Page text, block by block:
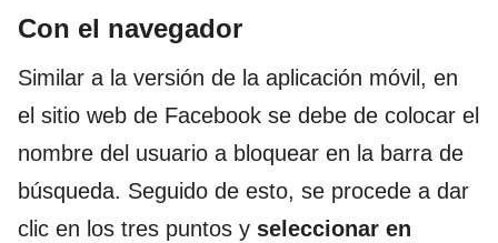
Con el navegador
Similar a la versión de la aplicación móvil, en
el sitio web de Facebook se debe de colocar el
nombre del usuario a bloquear en la barra de
búsqueda. Seguido de esto, se procede a dar
clic en los tres puntos y seleccionar en